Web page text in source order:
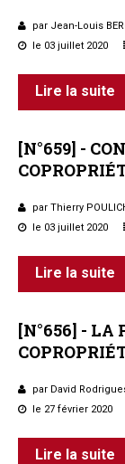
par Jean-Louis
le 03 juillet 2020
Lire la suite
[N°659] -
par Thierry
le 03 juillet 2020
Lire la suite
[N°656] - LA
par David
le 27 février 2020
Lire la suite